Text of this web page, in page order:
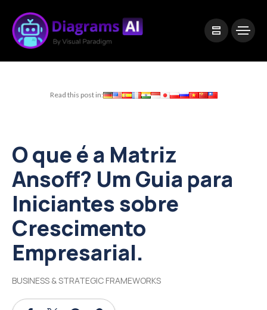
Read this post in:
O que é a Matriz
Ansoff? Um Guia para
Iniciantes sobre
Crescimento
Empresarial.
BUSINESS & STRATEGIC FRAMEWORKS